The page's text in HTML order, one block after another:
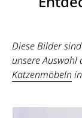
Diese Bilder
unsere
Katzenmöbeln